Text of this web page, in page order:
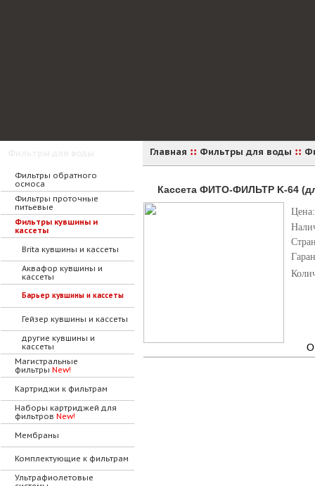
Фильтры обратного
осмоса
Фильтры проточные
питьевые
Фильтры кувшины и
кассеты
Brita кувшины и кассеты
Аквафор кувшины и
кассеты
Барьер кувшины и кассеты
Гейзер кувшины и кассеты
другие кувшины и
кассеты
Магистральные
фильтры New!
Картриджи к фильтрам
Наборы картриджей для
фильтров New!
Мембраны
Комплектующие к фильтрам
Ультрафиолетовые
Главная :: Фильтры для воды ::
Кассета ФИТО-ФИЛЬТР K-64
Цена: